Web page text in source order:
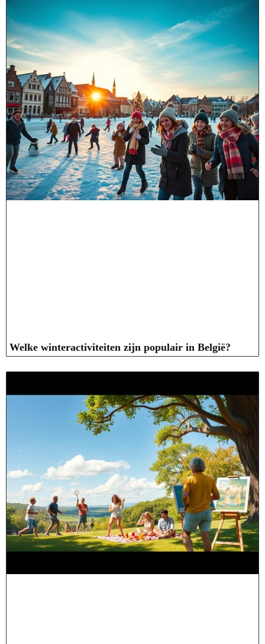
Welke winteractiviteiten zijn populair in België?